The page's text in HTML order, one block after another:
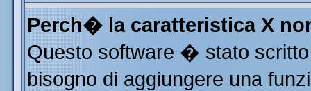
Perch� la caratteristica X
Questo software � stato
bisogno di aggiungere una